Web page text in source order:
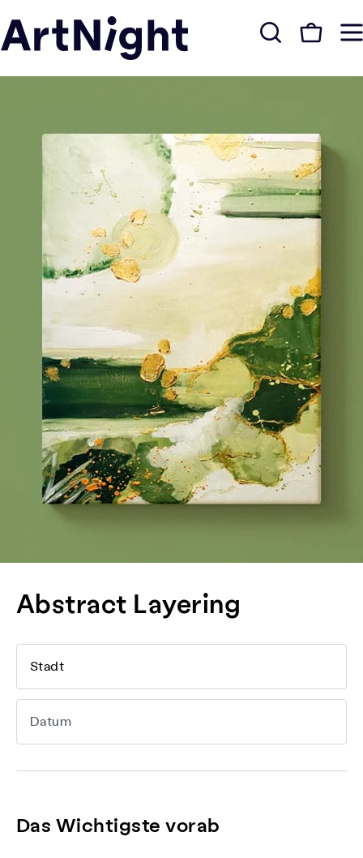
Abstract Layering
Stadt
Datum
Das Wichtigste vorab